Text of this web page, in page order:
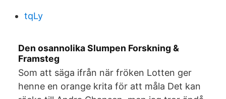
tqLy
Den osannolika Slumpen Forskning &
Framsteg
Som att säga ifrån när fröken Lotten ger
henne en orange krita för att måla Det kan